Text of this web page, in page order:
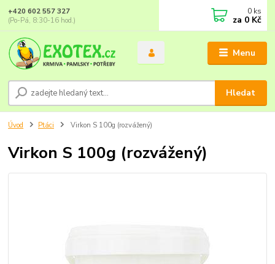
Menu
Hledat
+420 602 557 327
(Po-Pá, 8:30-16 hod.)
0 ks
za 0 Kč
Úvod Ptáci Virkon S 100g (rozvážený)
Virkon S 100g (rozvážený)